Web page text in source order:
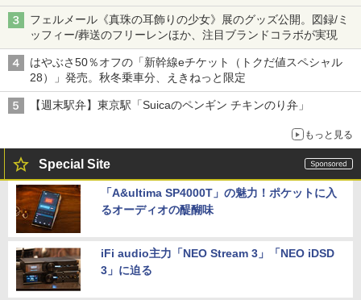
フェルメール《真珠の耳飾りの少女》展のグッズ公開。図録/ミ
ッフィー/葬送のフリーレンほか、注目ブランドコラボが実現
はやぶさ50％オフの「新幹線eチケット（トクだ値スペシャル
28）」発売。秋冬乗車分、えきねっと限定
【週末駅弁】東京駅「Suicaのペンギン チキンのり弁」
もっと見る
Special Site
「A&ultima SP4000T」の魅力！ポケットに入
るオーディオの醍醐味
iFi audio主力「NEO Stream 3」「NEO iDSD
3」に迫る